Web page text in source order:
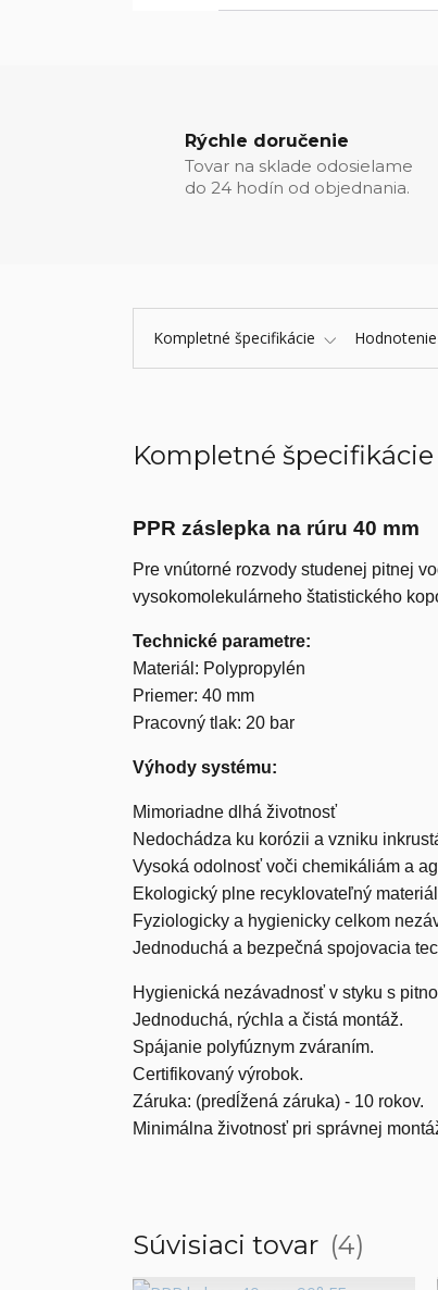
Rýchle doručenie
Tovar na sklade odosielame
do 24 hodín od objednania.
Kompletné špecifikácie Hodnotenie
Kompletné špecifikácie
PPR záslepka na rúru 40 mm
Pre vnútorné rozvody studenej pitnej
vysokomolekulárneho štatistického
Technické parametre:
Materiál: Polypropylén
Priemer: 40 mm
Pracovný tlak: 20 bar
Výhody systému:
Mimoriadne dlhá životnosť
Nedochádza ku korózii a vzniku
Vysoká odolnosť voči chemikáliám a
Ekologický plne recyklovateľný materiál
Fyziologicky a hygienicky celkom
Jednoduchá a bezpečná spojovacia
Hygienická nezávadnosť v styku s
Jednoduchá, rýchla a čistá montáž.
Spájanie polyfúznym zváraním.
Certifikovaný výrobok.
Záruka: (predĺžená záruka) - 10 rokov.
Minimálna životnosť pri správnej
Súvisiaci tovar 4